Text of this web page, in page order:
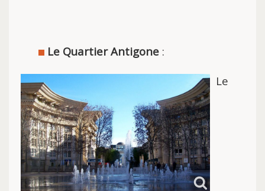
Le Quartier Antigone :
Le